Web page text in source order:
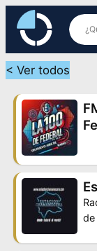
Saltar
contenido
< Ver todos
de